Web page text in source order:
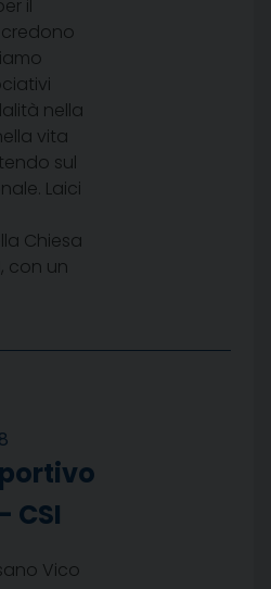
il
nella
vita
sul
Laici
Chiesa
con un
CSI
Vico